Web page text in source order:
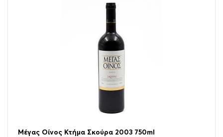
Μέγας Οίνος Κτήμα Σκούρα 2003 750ml